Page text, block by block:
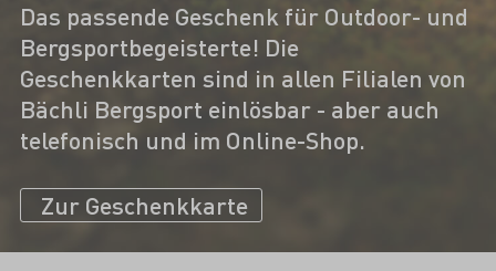
Das passende Geschenk für Outdoor- und
Bergsportbegeisterte! Die
Geschenkkarten sind in allen Filialen von
Bächli Bergsport einlösbar - aber auch
telefonisch und im Online-Shop.
Zur Geschenkkarte